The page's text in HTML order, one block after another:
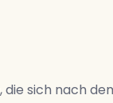
sich nach